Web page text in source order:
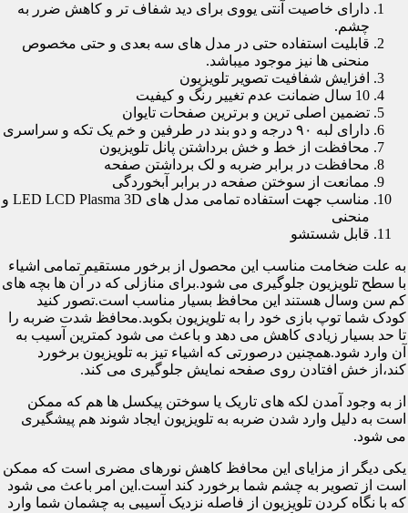
دارای خاصیت آنتی یووی برای دید شفاف تر و کاهش ضرر به
چشم.
قابلیت استفاده حتی در مدل های سه بعدی و حتی مخصوص
منحنی ها نیز موجود میباشد.
افزایش شفافیت تصویر تلویزیون
10 سال ضمانت عدم تغییر رنگ و کیفیت
تضمین اصلی ترین و برترین صفحات تایوان
دارای لبه ۹۰ درجه و دو بند در طرفین و خم یک تکه و سراسری
محافظت از خط و خش برداشتن پانل تلویزیون
محافظت در برابر ضربه و لک برداشتن صفحه
ممانعت از سوختن صفحه در برابر آبخوردگی
مناسب جهت استفاده تمامی مدل های LED LCD Plasma 3D و
منحنی
قابل شستشو
به علت ضخامت مناسب این محصول از برخور مستقیم تمامی اشیاء
با سطح تلویزیون جلوگیری می شود.برای منازلی که در آن ها بچه های
کم سن وسال هستند این محافظ بسیار مناسب است.تصور کنید
کودک شما توپ بازی خود را به تلویزیون بکوبد.محافظ شدت ضربه را
تا حد بسیار زیادی کاهش می دهد و باعث می شود کمترین آسیب به
آن وارد شود.همچنین درصورتی که اشیاء تیز به تلویزیون برخورد
کند،از خش افتادن روی صفحه نمایش جلوگیری می کند.
از به وجود آمدن لکه های تاریک یا سوختن پیکسل ها هم که ممکن
است به دلیل وارد شدن ضربه به تلویزیون ایجاد شوند هم پیشگیری
می شود.
یکی دیگر از مزایای این محافظ کاهش نورهای مضری است که ممکن
است از تصویر به چشم شما برخورد کند است.این امر باعث می شود
که با نگاه کردن تلویزیون از فاصله نزدیک آسیبی به چشمان شما وارد